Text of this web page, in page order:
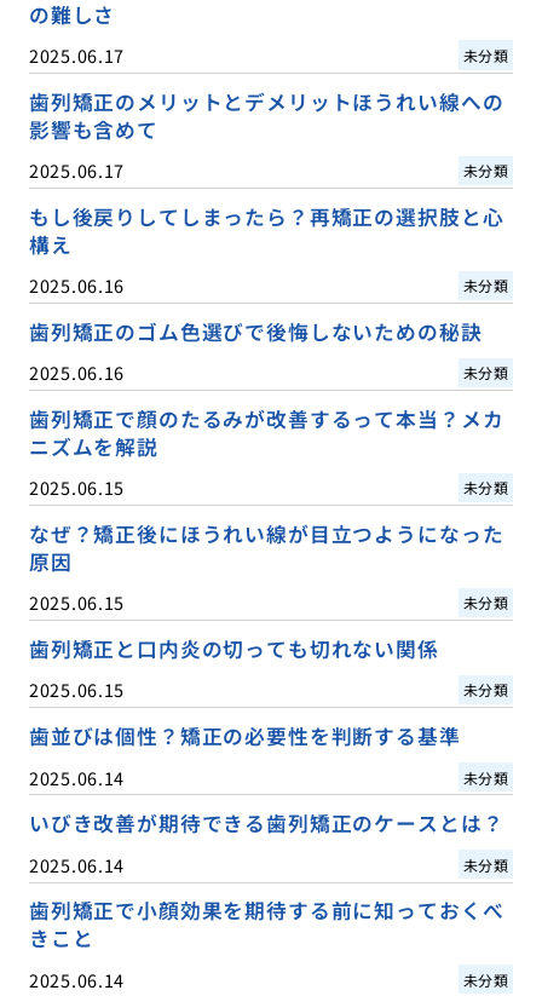
の難しさ
2025.06.17 未分類
歯列矯正のメリットとデメリットほうれい線への
影響も含めて
2025.06.17 未分類
もし後戻りしてしまったら？再矯正の選択肢と心
構え
2025.06.16 未分類
歯列矯正のゴム色選びで後悔しないための秘訣
2025.06.16 未分類
歯列矯正で顔のたるみが改善するって本当？メカ
ニズムを解説
2025.06.15 未分類
なぜ？矯正後にほうれい線が目立つようになった
原因
2025.06.15 未分類
歯列矯正と口内炎の切っても切れない関係
2025.06.15 未分類
歯並びは個性？矯正の必要性を判断する基準
2025.06.14 未分類
いびき改善が期待できる歯列矯正のケースとは？
2025.06.14 未分類
歯列矯正で小顔効果を期待する前に知っておくべ
きこと
2025.06.14 未分類